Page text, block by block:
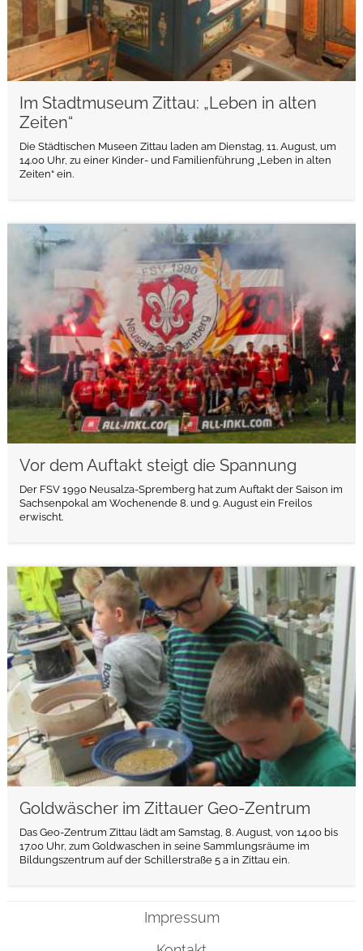
Im Stadtmuseum Zittau: „Leben in alten
Zeiten“
Die Städtischen Museen Zittau laden am Dienstag, 11. August, um
14.00 Uhr, zu einer Kinder- und Familienführung „Leben in alten
Zeiten“ ein.
Vor dem Auftakt steigt die Spannung
Der FSV 1990 Neusalza-Spremberg hat zum Auftakt der Saison im
Sachsenpokal am Wochenende 8. und 9. August ein Freilos
erwischt.
weiterlesen
Goldwäscher im Zittauer Geo-Zentrum
Das Geo-Zentrum Zittau lädt am Samstag, 8. August, von 14.00 bis
17.00 Uhr, zum Goldwaschen in seine Sammlungsräume im
Bildungszentrum auf der Schillerstraße 5 a in Zittau ein.
weiterlesen
Impressum